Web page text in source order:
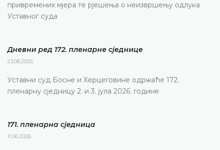
привремених мјера те рјешења о неизвршењу одлука
Уставног суда
Дневни ред 172. пленарне сједнице
23.06.2026.
Уставни суд Босне и Херцеговине одржаће 172.
пленарну сједницу 2. и 3. јула 2026. године
171. пленарна сједницa
11.06.2026.